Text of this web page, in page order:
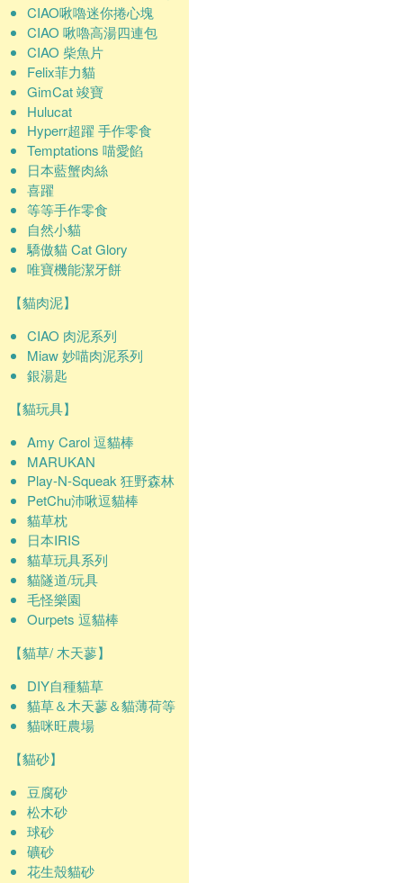
CIAO啾嚕迷你捲心塊
CIAO 啾嚕高湯四連包
CIAO 柴魚片
Felix菲力貓
GimCat 竣寶
Hulucat
Hyperr超躍 手作零食
Temptations 喵愛餡
日本藍蟹肉絲
喜躍
等等手作零食
自然小貓
驕傲貓 Cat Glory
唯寶機能潔牙餅
【貓肉泥】
CIAO 肉泥系列
Miaw 妙喵肉泥系列
銀湯匙
【貓玩具】
Amy Carol 逗貓棒
MARUKAN
Play-N-Squeak 狂野森林
PetChu沛啾逗貓棒
貓草枕
日本IRIS
貓草玩具系列
貓隧道/玩具
毛怪樂園
Ourpets 逗貓棒
【貓草/ 木天蓼】
DIY自種貓草
貓草＆木天蓼＆貓薄荷等
貓咪旺農場
【貓砂】
豆腐砂
松木砂
球砂
礦砂
花生殼貓砂